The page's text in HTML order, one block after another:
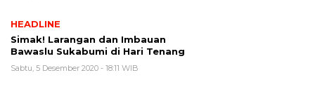
HEADLINE
Simak! Larangan dan Imbauan
Bawaslu Sukabumi di Hari Tenang
Sabtu, 5 Desember 2020 - 18:11 WIB